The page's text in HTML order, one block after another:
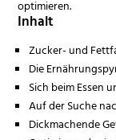
optimieren.
Inhalt
Zucker- und
Die
Sich beim Essen
Auf der Suche
Dickmachende